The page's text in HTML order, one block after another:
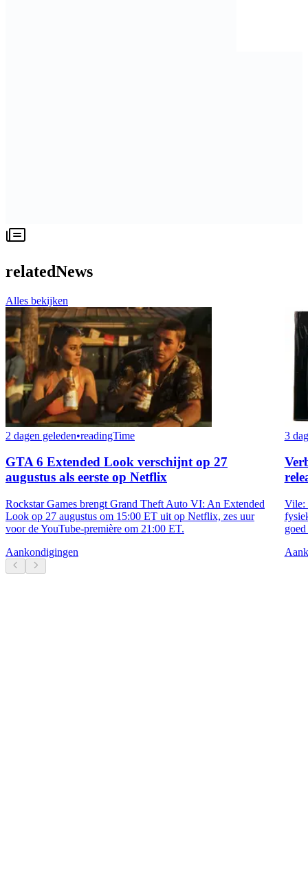
relatedNews
Alles bekijken
2 dagen geleden•readingTime
GTA 6 Extended Look verschijnt op 27
augustus als eerste op Netflix
Rockstar Games brengt Grand Theft Auto VI: An Extended
Look op 27 augustus om 15:00 ET uit op Netflix, zes uur
voor de YouTube-première om 21:00 ET.
Aankondigingen
3
Vile: